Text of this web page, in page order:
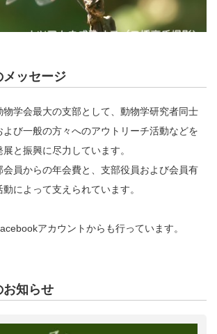
メッセージ
物学会最大の支部として、動物学研究者同士
び一般の方々へのアウトリーチ活動などを
と振興に尽力しています。
員からの年会費と、支部役員および会員有
によって支えられています。
アカウントからも行っています。
お知らせ